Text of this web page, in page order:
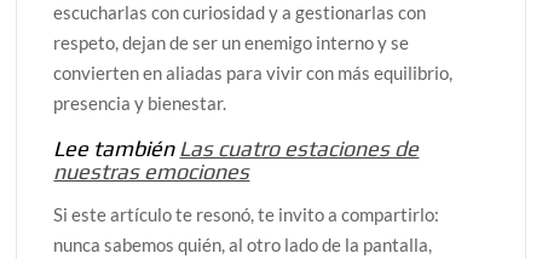
escucharlas con curiosidad y a gestionarlas con
respeto, dejan de ser un enemigo interno y se
convierten en aliadas para vivir con más equilibrio,
presencia y bienestar.
Lee tambiénLas cuatro estaciones de
nuestras emociones
Si este artículo te resonó, te invito a compartirlo:
nunca sabemos quién, al otro lado de la pantalla,